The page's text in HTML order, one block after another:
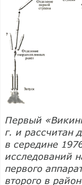
Первый
г. и рассчитан
в середине
исследований
первого
второго в